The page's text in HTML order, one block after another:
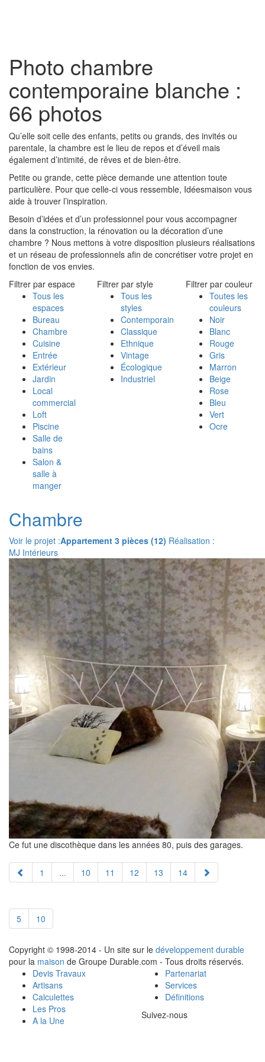
Photo chambre
contemporaine blanche :
66 photos
Qu’elle soit celle des enfants, petits ou grands, des invités ou
parentale, la chambre est le lieu de repos et d’éveil mais
également d’intimité, de rêves et de bien-être.
Petite ou grande, cette pièce demande une attention toute
particulière. Pour que celle-ci vous ressemble, Idéesmaison vous
aide à trouver l’inspiration.
Besoin d’idées et d’un professionnel pour vous accompagner
dans la construction, la rénovation ou la décoration d’une
chambre ? Nous mettons à votre disposition plusieurs réalisations
et un réseau de professionnels afin de concrétiser votre projet en
fonction de vos envies.
Filtrer par espace
Tous les
espaces
Bureau
Chambre
Cuisine
Entrée
Extérieur
Jardin
Local
commercial
Loft
Piscine
Salle de
bains
Salon &
salle à
manger
Filtrer par style
Tous les
styles
Contemporain
Classique
Ethnique
Vintage
Écologique
Industriel
Filtrer par couleur
Toutes les
couleurs
Noir
Blanc
Rouge
Gris
Marron
Beige
Rose
Bleu
Vert
Ocre
Chambre
Voir le projet :Appartement 3 pièces (12) Réalisation :
MJ Intérieurs
Ce fut une discothèque dans les années 80, puis des garages.
1 ... 10 11 12 13 14
5 10
Copyright © 1998-2014 - Un site sur le développement durable
pour la maison de Groupe Durable.com - Tous droits réservés.
Devis Travaux
Artisans
Calculettes
Les Pros
A la Une
Partenariat
Services
Définitions
Suivez-nous